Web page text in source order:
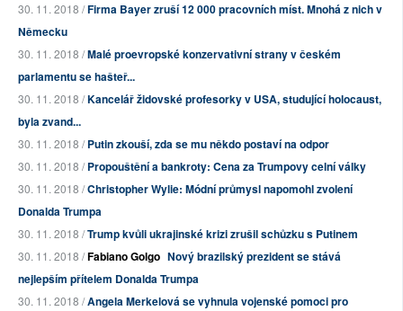
30. 11. 2018 /Firma Bayer zruší 12 000 pracovních míst. Mnohá z nich v
Německu
30. 11. 2018 /Malé proevropské konzervativní strany v českém
parlamentu se hašteř...
30. 11. 2018 /Kancelář židovské profesorky v USA, studující holocaust,
byla zvand...
30. 11. 2018 /Putin zkouší, zda se mu někdo postaví na odpor
30. 11. 2018 /Propouštění a bankroty: Cena za Trumpovy celní války
30. 11. 2018 /Christopher Wylie: Módní průmysl napomohl zvolení
Donalda Trumpa
30. 11. 2018 /Trump kvůli ukrajinské krizi zrušil schůzku s Putinem
30. 11. 2018 /Fabiano Golgo Nový brazilský prezident se stává
nejlepším přítelem Donalda Trumpa
30. 11. 2018 /Angela Merkelová se vyhnula vojenské pomoci pro